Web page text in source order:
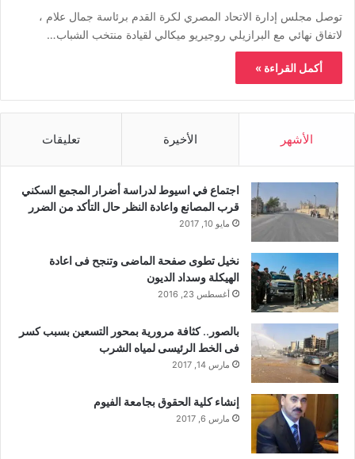
توصل مجلس إدارة الاتحاد المصري لكرة القدم برئاسة جمال علام ،
لاتفاق نهائي مع البرازيلي روجيريو ميكالي لقيادة منتخب الشباب…
أكمل القراءة »
الأشهر الأخيرة تعليقات
اجتماع في اسيوط لدراسة أضرار المجمع السكني
قرب المصانع واعادة النظر حال التأكد من الضرر
مايو 10, 2017
نخيل تطوى صفحة الماضى وتنجح فى اعادة
الهيكلة وسداد الديون
أغسطس 23, 2016
بالصور.. كثافة مرورية بمحور التسعين بسبب كسر
فى الخط الرئيسى لمياه الشرب
مارس 14, 2017
إنشاء كلية الحقوق بجامعة الفيوم
مارس 6, 2017